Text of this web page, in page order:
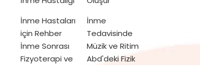
İnme Hastaları
için Rehber
İnme Sonrası
Fizyoterapi ve
İnme
Tedavisinde
Müzik ve Ritim
Abd'deki Fizik